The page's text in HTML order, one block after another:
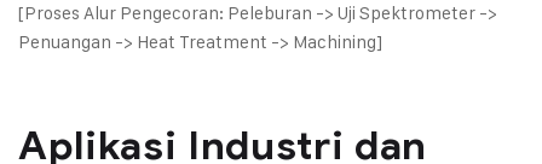
[Proses Alur Pengecoran: Peleburan -> Uji Spektrometer ->
Penuangan -> Heat Treatment -> Machining]
Aplikasi Industri dan